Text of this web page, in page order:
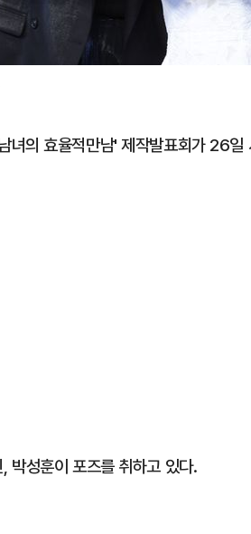
녀의 효율적만남' 제작발표회가 26일
박성훈이 포즈를 취하고 있다.